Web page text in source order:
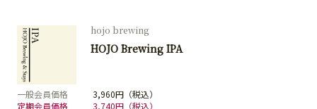
hojo brewing
HOJO Brewing IPA
一般会員価格
3,960円（税込）
定期会員価格
3,740円（税込）